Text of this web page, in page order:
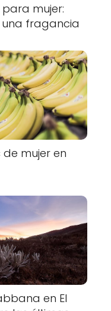
mujer:
fragancia
mujer en
en El